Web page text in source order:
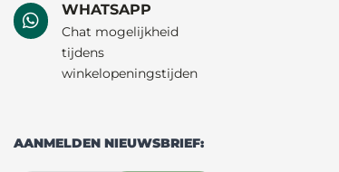

WHATSAPP
Chat mogelijkheid
tijdens
winkelopeningstijden
AANMELDEN NIEUWSBRIEF: